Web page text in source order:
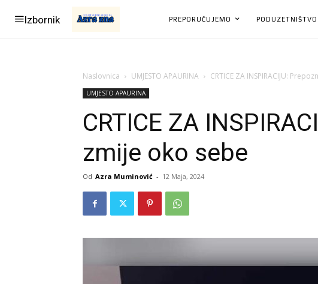
Izbornik PREPORUČUJEMO
Naslovnica UMJESTO APAURINA CRTICE ZA INSPIRACIJU:
UMJESTO APAURINA
CRTICE ZA
zmije oko sebe
Od Azra Muminović - 12 Maja, 2024